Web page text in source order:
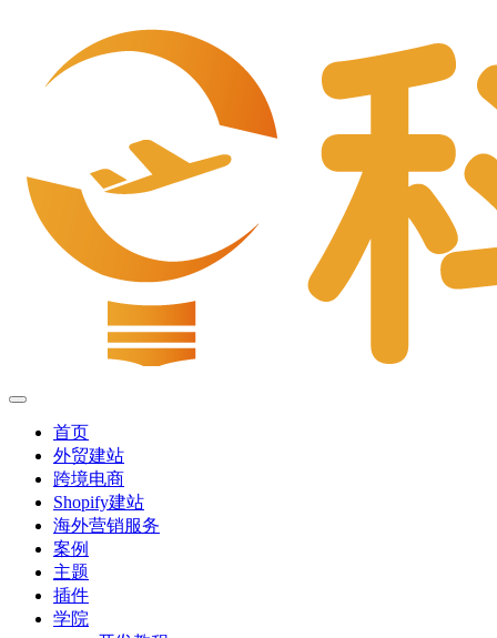
首页
外贸建站
跨境电商
Shopify建站
海外营销服务
案例
主题
插件
学院